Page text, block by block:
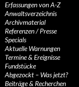
Erfassungen von A-Z
Anwaltsverzeichnis
Archivmaterial
Referenzen / Presse
Specials
Aktuelle Warnungen
Termine & Ereignisse
Fundstücke
Abgezockt – Was jetzt?
Beiträge & Recherchen